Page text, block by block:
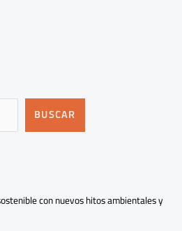
BUSCAR
con nuevos hitos ambientales y